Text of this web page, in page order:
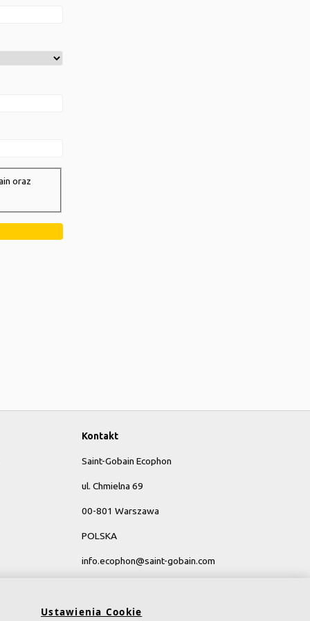
Kontakt
Saint-Gobain Ecophon
ul. Chmielna 69
00-801 Warszawa
POLSKA
info.ecophon@saint-gobain.com
Ustawienia Cookie